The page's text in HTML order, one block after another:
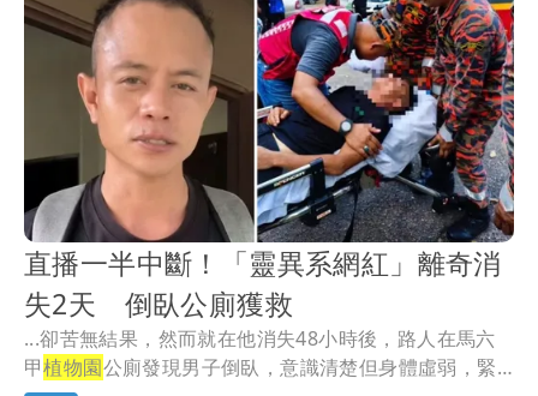
直播一半中斷！「靈異系網紅」離奇消
失2天 倒臥公廁獲救
...卻苦無結果，然而就在他消失48小時後，路人在馬六
甲植物園公廁發現男子倒臥，意識清楚但身體虛弱，緊